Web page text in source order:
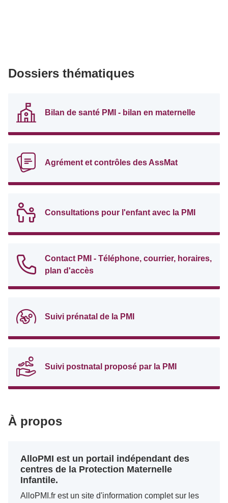
Dossiers thématiques
Bilan de santé PMI - bilan en maternelle
Agrément et contrôles des AssMat
Consultations pour l'enfant avec la PMI
Contact PMI - Téléphone, courrier, horaires,
plan d'accès
Suivi prénatal de la PMI
Suivi postnatal proposé par la PMI
À propos
AlloPMI est un portail indépendant des
centres de la Protection Maternelle
Infantile.
AlloPMI.fr est un site d'information complet sur les